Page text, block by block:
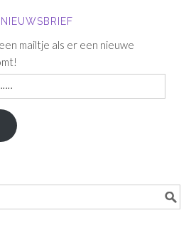
NIEUWSBRIEF
mailtje als er een nieuwe